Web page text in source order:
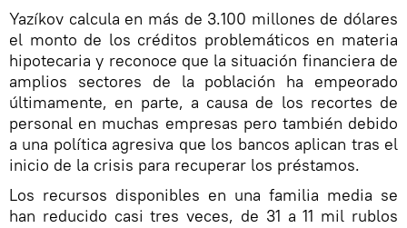
Yazíkov calcula en más de 3.100 millones de dólares
el monto de los créditos problemáticos en materia
hipotecaria y reconoce que la situación financiera de
amplios sectores de la población ha empeorado
últimamente, en parte, a causa de los recortes de
personal en muchas empresas pero también debido
a una política agresiva que los bancos aplican tras el
inicio de la crisis para recuperar los préstamos.
Los recursos disponibles en una familia media se
han reducido casi tres veces, de 31 a 11 mil rublos